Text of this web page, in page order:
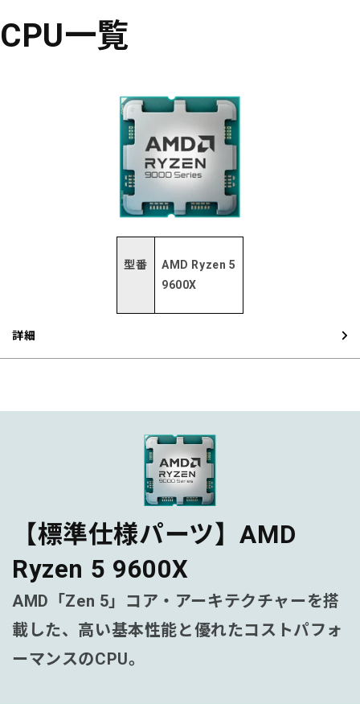
CPU一覧
型番
AMD Ryzen 5
9600X
詳細
【標準仕様パーツ】AMD
Ryzen 5 9600X
AMD「Zen 5」コア・アーキテクチャーを搭
載した、高い基本性能と優れたコストパフォ
ーマンスのCPU。